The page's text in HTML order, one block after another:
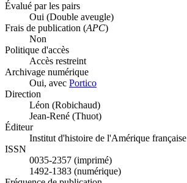
Évalué par les pairs
Oui (Double aveugle)
Frais de publication (APC)
Non
Politique d'accès
Accès restreint
Archivage numérique
Oui, avec Portico
Direction
Léon (Robichaud)
Jean-René (Thuot)
Éditeur
Institut d'histoire de l'Amérique française
ISSN
0035-2357 (imprimé)
1492-1383 (numérique)